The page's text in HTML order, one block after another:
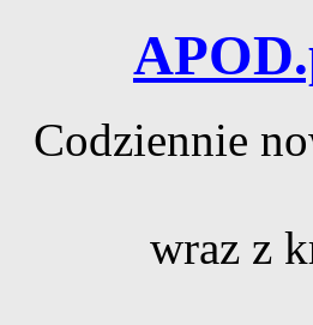
Codziennie
wraz z